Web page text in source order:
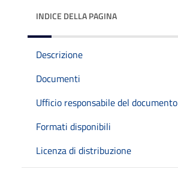
INDICE DELLA PAGINA
Descrizione
Documenti
Ufficio responsabile del documento
Formati disponibili
Licenza di distribuzione